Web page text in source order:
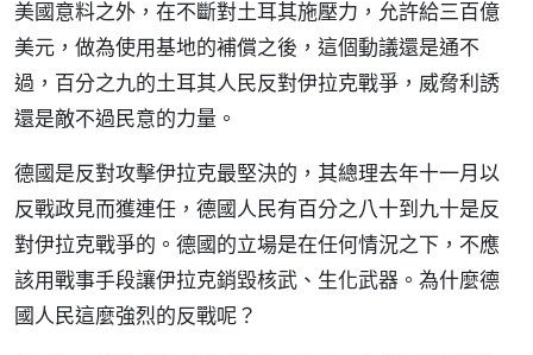
美國意料之外，在不斷對土耳其施壓力，允許給三百億
美元，做為使用基地的補償之後，這個動議還是通不
過，百分之九的土耳其人民反對伊拉克戰爭，威脅利誘
還是敵不過民意的力量。
德國是反對攻擊伊拉克最堅決的，其總理去年十一月以
反戰政見而獲連任，德國人民有百分之八十到九十是反
對伊拉克戰爭的。德國的立場是在任何情況之下，不應
該用戰事手段讓伊拉克銷毀核武、生化武器。為什麼德
國人民這麼強烈的反戰呢？